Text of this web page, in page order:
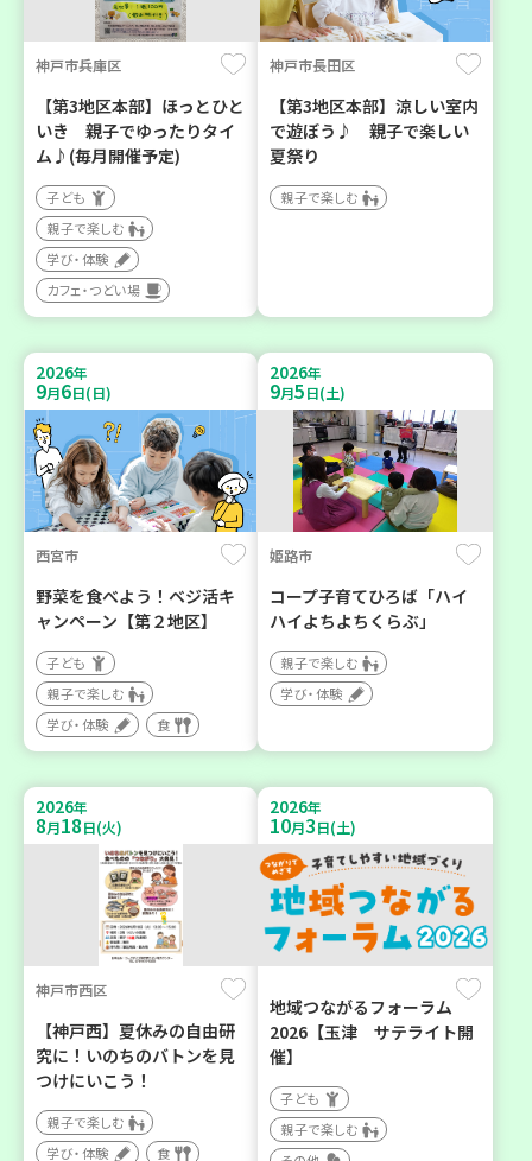
神戸市兵庫区
【第3地区本部】ほっとひと
いき 親子でゆったりタイ
ム♪(毎月開催予定)
子ども
親子で楽しむ
学び・体験
カフェ・つどい場
神戸市長田区
【第3地区本部】涼しい室内
で遊ぼう♪ 親子で楽しい
夏祭り
親子で楽しむ
2026年
9月6日(日)
西宮市
野菜を食べよう！ベジ活キ
ャンペーン【第２地区】
子ども
親子で楽しむ
学び・体験
食
2026年
9月5日(土)
姫路市
コープ子育てひろば「ハイ
ハイよちよちくらぶ」
親子で楽しむ
学び・体験
2026年
8月18日(火)
神戸市西区
【神戸西】夏休みの自由研
究に！いのちのバトンを見
つけにいこう！
親子で楽しむ
学び・体験
食
2026年
10月3日(土)
地域つながるフォーラム
2026【玉津 サテライト開
催】
子ども
親子で楽しむ